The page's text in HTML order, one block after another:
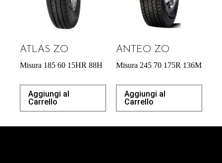
ATLAS ZO
Misura 185 60 15HR 88H
Aggiungi al
Carrello
ANTEO ZO
Misura 245 70 175R 136M
Aggiungi al
Carrello